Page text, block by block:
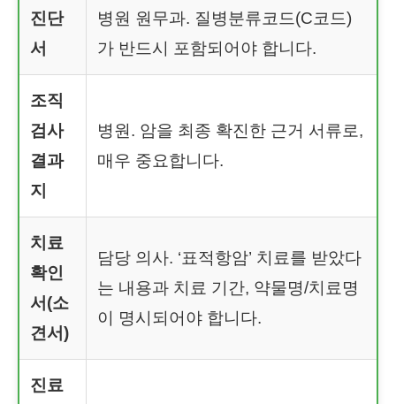
진단
서
병원 원무과. 질병분류코드(C코드)
가 반드시 포함되어야 합니다.
조직
검사
결과
지
병원. 암을 최종 확진한 근거 서류로,
매우 중요합니다.
치료
확인
서(소
견서)
담당 의사. ‘표적항암’ 치료를 받았다
는 내용과 치료 기간, 약물명/치료명
이 명시되어야 합니다.
진료